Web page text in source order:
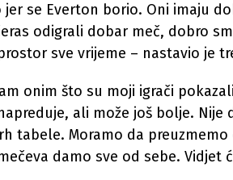
se Everton borio. Oni imaju
odigrali dobar meč, dobro
sve vrijeme – nastavio je
onim što su moji igrači
ali može još bolje. Nije
tabele. Moramo da
damo sve od sebe. Vidjet